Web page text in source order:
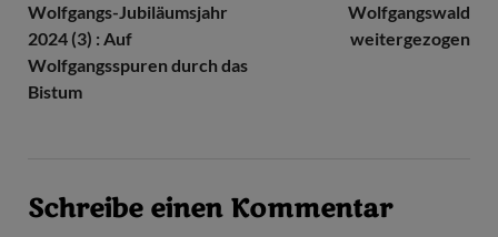
Wolfgangs-Jubiläumsjahr
2024 (3) : Auf
Wolfgangsspuren durch das
Bistum
Wolfgangswald
weitergezogen
Schreibe einen Kommentar